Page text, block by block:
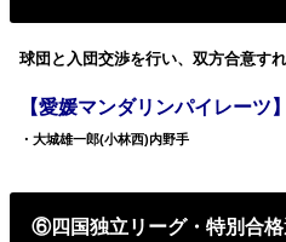
球団と入団交渉を行い、双方合意す
【愛媛マンダリンパイレーツ】
・大城雄一郎(小林西)内野手
⑥四国独立リーグ・特別合格